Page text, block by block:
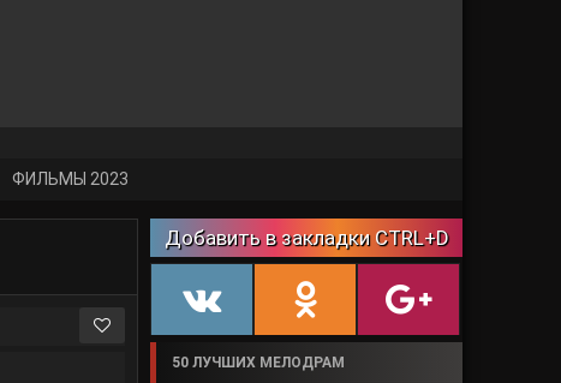
ФИЛЬМЫ 2023
Добавить в закладки CTRL+D
50 ЛУЧШИХ МЕЛОДРАМ